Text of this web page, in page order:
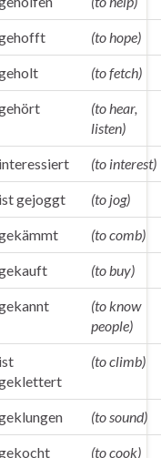
(to hope)
(to fetch)
(to hear,
listen)
interessiert (to interest)
ist gejoggt (to jog)
(to comb)
(to buy)
(to know
people)
ist
(to climb)
(to sound)
(to cook)